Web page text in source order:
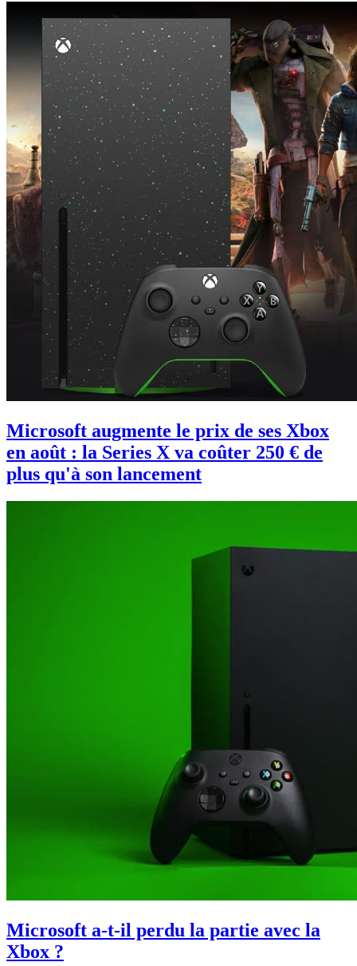
Microsoft augmente le prix de ses Xbox
en août : la Series X va coûter 250 € de
plus qu'à son lancement
Microsoft a-t-il perdu la partie avec la
Xbox ?